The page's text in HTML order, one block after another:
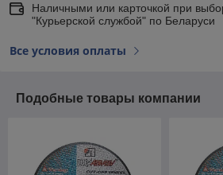
Наличными или карточкой при
"Курьерской службой" по Беларуси
Все условия оплаты
Подобные товары компании